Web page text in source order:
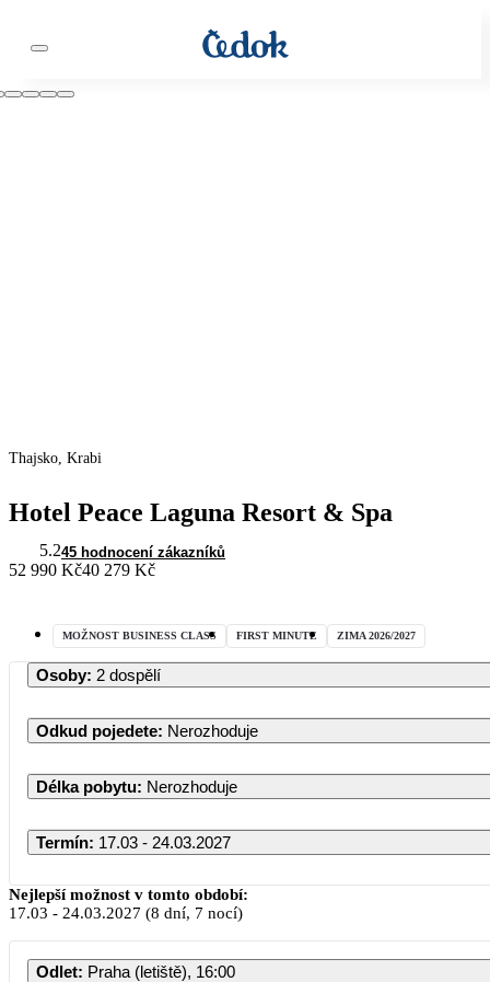
Thajsko, Krabi
Hotel Peace Laguna Resort & Spa
5.245 hodnocení zákazníků
52 990 Kč40 279 Kč
MOŽNOST BUSINESS CLASS FIRST MINUTE ZIMA 2026/2027
Osoby: 2 dospělí
Odkud pojedete: Nerozhoduje
Délka pobytu: Nerozhoduje
Termín: 17.03 - 24.03.2027
PO
Nejlepší možnost v tomto období:
17.03 - 24.03.2027 (8 dní, 7 nocí)
Odlet: Praha (letiště), 16:00